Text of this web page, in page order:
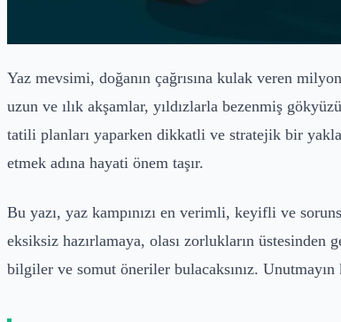
Yaz mevsimi, doğanın çağrısına kulak veren
uzun ve ılık akşamlar, yıldızlarla bezenmiş
tatili planları yaparken dikkatli ve stratejik bir
etmek adına hayati önem taşır.
Bu yazı, yaz kampınızı en verimli, keyifli ve
eksiksiz hazırlamaya, olası zorlukların
bilgiler ve somut öneriler bulacaksınız.